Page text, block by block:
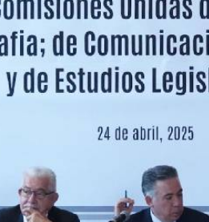
de audiencia de imputación en
retiro de árboles; Ijalvi niega tala
tradiciones con Feria Corazón
nombre: ‘SuperArte’